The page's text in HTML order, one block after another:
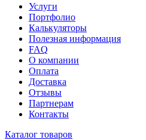
Услуги
Портфолио
Калькуляторы
Полезная информация
FAQ
О компании
Оплата
Доставка
Отзывы
Партнерам
Контакты
Каталог товаров